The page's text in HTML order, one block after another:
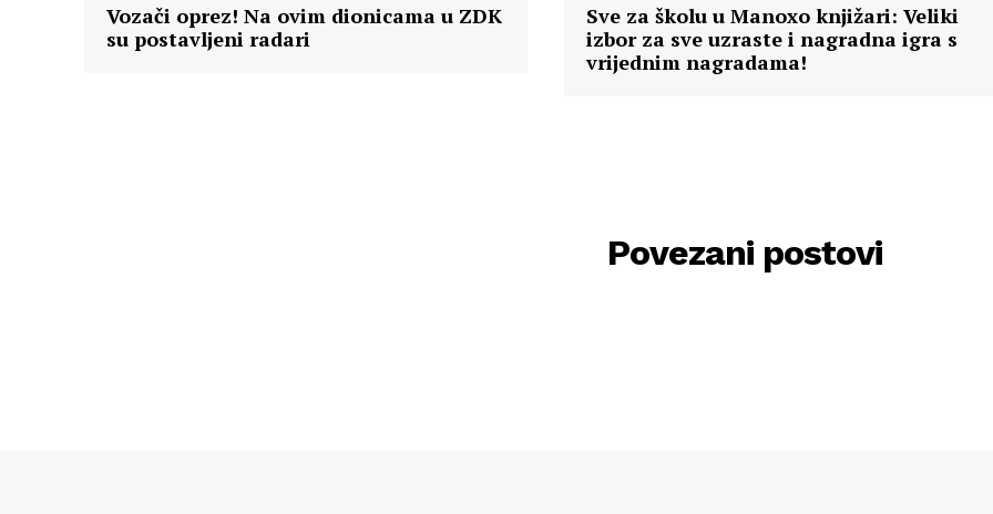
Vozači oprez! Na ovim dionicama u ZDK
su postavljeni radari
Sve za školu u Manoxo knjižari: Veliki
izbor za sve uzraste i nagradna igra s
vrijednim nagradama!
Povezani postovi